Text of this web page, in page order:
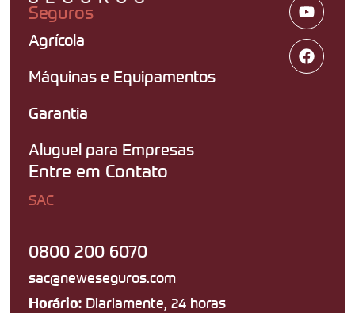
Seguros
Agrícola
Máquinas e Equipamentos
Garantia
Aluguel para Empresas
Entre em Contato
SAC
0800 200 6070
sac@neweseguros.com
Horário: Diariamente, 24 horas